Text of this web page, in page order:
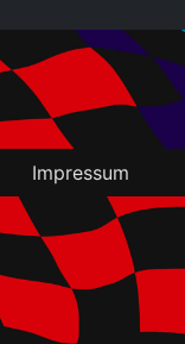
Impressum